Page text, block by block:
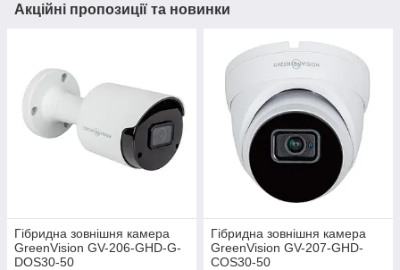
Акційні пропозиції та новинки
Гібридна зовнішня камера
GreenVision GV-206-GHD-G-
DOS30-50
Гібридна зовнішня камера
GreenVision GV-207-GHD-
COS30-50